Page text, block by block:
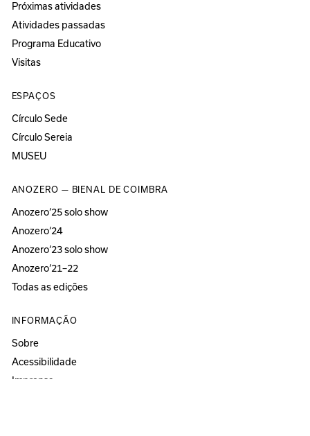
Próximas atividades
Atividades passadas
Programa Educativo
Visitas
ESPAÇOS
Círculo Sede
Círculo Sereia
MUSEU
ANOZERO — BIENAL DE COIMBRA
Anozero‘25 solo show
Anozero‘24
Anozero‘23 solo show
Anozero‘21–22
Todas as edições
INFORMAÇÃO
Sobre
Acessibilidade
Imprensa